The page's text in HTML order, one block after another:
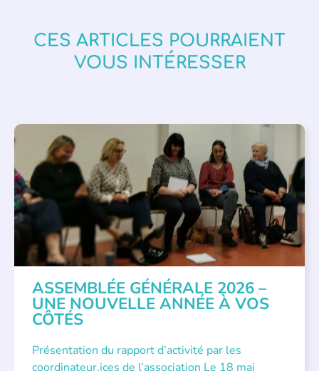
CES ARTICLES POURRAIENT
VOUS INTÉRESSER
APPEL À SOUTIEN , VIE DE L'ASSOCIATION
ASSEMBLÉE GÉNÉRALE 2026 –
UNE NOUVELLE ANNÉE À VOS
CÔTÉS
Présentation du rapport d’activité par les
coordinateur.ices de l’association Le 18 mai